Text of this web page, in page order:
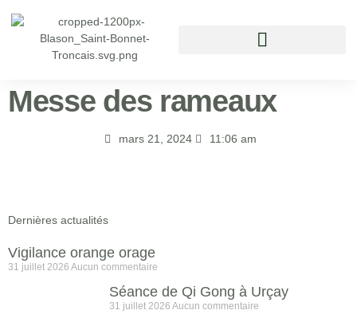
Messe des rameaux
mars 21, 2024 11:06 am
Dernières actualités
Vigilance orange orage
31 juillet 2026 Aucun commentaire
Séance de Qi Gong à Urçay
31 juillet 2026 Aucun commentaire